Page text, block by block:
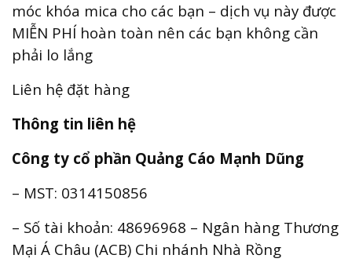
móc khóa mica cho các bạn – dịch vụ này được
MIỄN PHÍ hoàn toàn nên các bạn không cần
phải lo lắng
Liên hệ đặt hàng
Thông tin liên hệ
Công ty cổ phần Quảng Cáo Mạnh Dũng
– MST: 0314150856
– Số tài khoản: 48696968 – Ngân hàng Thương
Mại Á Châu (ACB) Chi nhánh Nhà Rồng